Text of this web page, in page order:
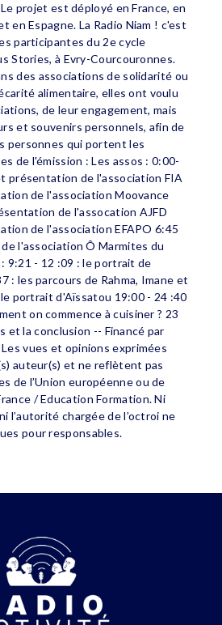
projet est déployé en France, en
en Espagne. La Radio Niam ! c'est
participantes du 2e cycle
Stories, à Evry-Courcouronnes.
des associations de solidarité ou
alimentaire, elles ont voulu
de leur engagement, mais
et souvenirs personnels, afin de
personnes qui portent les
de l'émission : Les assos : 0:00-
présentation de l'association FIA
de l'association Moovance
de l'assocation AJFD
de l'association EFAPO 6:45
l'association Ô Marmites du
9:21 - 12 :09 : le portrait de
: les parcours de Rahma, Imane et
portrait d'Aïssatou 19:00 - 24 :40
on commence à cuisiner ? 23
et la conclusion -- Financé par
vues et opinions exprimées
auteur(s) et ne reflètent pas
de l’Union européenne ou de
/ Education Formation. Ni
l’autorité chargée de l’octroi ne
pour responsables.